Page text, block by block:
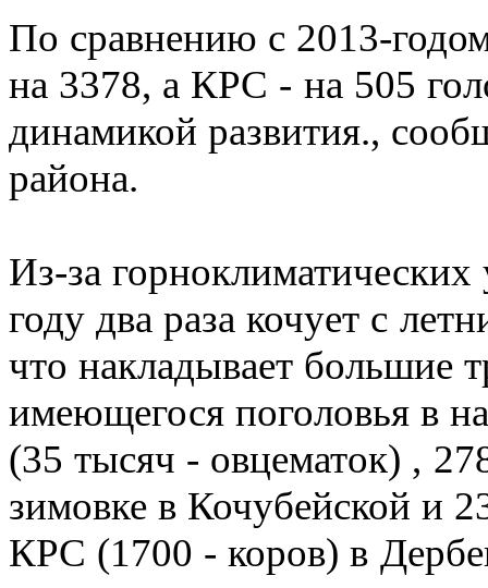
По сравнению с 2013-
на 3378, а КРС - на 505
динамикой развития.,
района.
Из-за
году два раза кочует с
что накладывает большие
имеющегося поголовья в
(35 тысяч - овцематок) ,
зимовке в Кочубейской и
КРС (1700 - коров) в